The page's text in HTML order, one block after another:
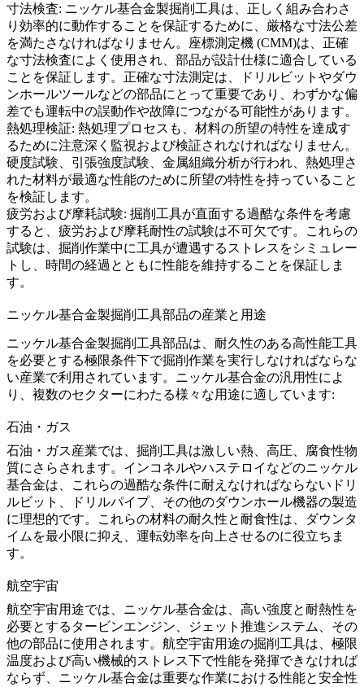
寸法検査: ニッケル基合金製掘削工具は、正しく組み合わさ
り効率的に動作することを保証するために、厳格な寸法公差
を満たさなければなりません。
座標測定機 (CMM)は、正確
な寸法検査によく使用され、部品が設計仕様に適合している
ことを保証します。正確な寸法測定は、ドリルビットやダウ
ンホールツールなどの部品にとって重要であり、わずかな偏
差でも運転中の誤動作や故障につながる可能性があります。
熱処理検証: 熱処理プロセスも、材料の所望の特性を達成す
るために注意深く監視および検証されなければなりません。
硬度試験、引張強度試験、金属組織分析が行われ、熱処理さ
れた材料が最適な性能のために所望の特性を持っていること
を検証します。
疲労および摩耗試験: 掘削工具が直面する過酷な条件を考慮
すると、疲労および摩耗耐性の試験は不可欠です。これらの
試験は、掘削作業中に工具が遭遇するストレスをシミュレー
トし、時間の経過とともに性能を維持することを保証しま
す。
ニッケル基合金製掘削工具部品の産業と用途
ニッケル基合金製掘削工具部品は、耐久性のある高性能工具
を必要とする極限条件下で掘削作業を実行しなければならな
い産業で利用されています。ニッケル基合金の汎用性によ
り、複数のセクターにわたる様々な用途に適しています:
石油・ガス
石油・ガス産業では、掘削工具は激しい熱、高圧、腐食性物
質にさらされます。インコネルやハステロイなどのニッケル
基合金は、これらの過酷な条件に耐えなければならないドリ
ルビット、ドリルパイプ、その他のダウンホール機器の製造
に理想的です。これらの材料の耐久性と耐食性は、ダウンタ
イムを最小限に抑え、運転効率を向上させるのに役立ちま
す。
航空宇宙
航空宇宙用途では、ニッケル基合金は、高い強度と耐熱性を
必要とするタービンエンジン、ジェット推進システム、その
他の部品に使用されます。航空宇宙用途の掘削工具は、極限
温度および高い機械的ストレス下で性能を発揮できなければ
ならず、ニッケル基合金は重要な作業における性能と安全性